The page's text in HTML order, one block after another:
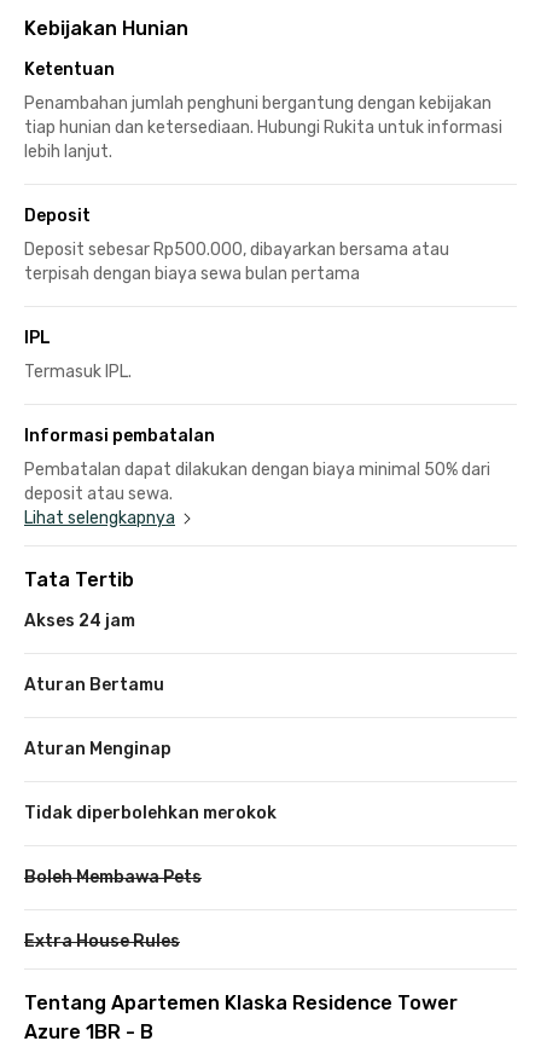
Kebijakan Hunian
Ketentuan
Penambahan jumlah penghuni bergantung dengan kebijakan
tiap hunian dan ketersediaan. Hubungi Rukita untuk informasi
lebih lanjut.
Deposit
Deposit sebesar Rp500.000, dibayarkan bersama atau
terpisah dengan biaya sewa bulan pertama
IPL
Termasuk IPL.
Informasi pembatalan
Pembatalan dapat dilakukan dengan biaya minimal 50% dari
deposit atau sewa.
Lihat selengkapnya
Tata Tertib
Akses 24 jam
Aturan Bertamu
Aturan Menginap
Tidak diperbolehkan merokok
Boleh Membawa Pets
Extra House Rules
Tentang Apartemen Klaska Residence Tower
Azure 1BR - B